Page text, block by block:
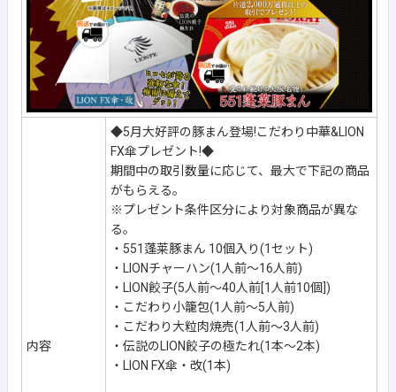
内容
◆5月大好評の豚まん登場!こだわり中華&LION
FX傘プレゼント!◆
期間中の取引数量に応じて、最大で下記の商品
がもらえる。
※プレゼント条件区分により対象商品が異な
る。
・551蓬莱豚まん 10個入り(1セット)
・LIONチャーハン(1人前～16人前)
・LION餃子(5人前～40人前[1人前10個])
・こだわり小籠包(1人前～5人前)
・こだわり大粒肉焼売(1人前～3人前)
・伝説のLION餃子の極たれ(1本～2本)
・LION FX傘・改(1本)